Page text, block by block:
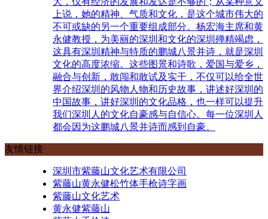
上说，她的精神、气质和文化，是这个城市伟大的
不可或缺的另一个重要组成部分。杨宏海主席和黄
永健教授，为美丽的深圳和文化的深圳殚精竭虑，
这具有深圳精神与特质的鹏城八景并诗，就是深圳
文化的高度浓缩。这些图景和诗歌，爱国与爱乡，
融合与创新，敢闯和敢试及实干，不仅可以给全世
界介绍深圳的风物人物和历史故事，讲述好深圳的
中国故事，讲好深圳的文化品格，也一样可以提升
我们深圳人的文化自豪感与自信心。每一位深圳人
都会因为这鹏城八景并诗而感到自豪。
友情链接
深圳市紫藤山文化艺术有限公司
紫藤山黄永健松竹体手枪诗字画
紫藤山文化艺术
黄永健紫藤山